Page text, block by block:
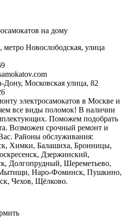
на дому
метро Новослободская, улица
Дону, Московская улица, 82
электросамокатов в Москве и
все виды поломок! В наличии
Поможем подобрать
Возможен срочный ремонт и
Районы обслуживания:
Химки, Балашиха, Бронницы,
Дзержинский,
Долгопрудный, Шереметьево,
Наро-Фоминск, Пушкино,
Чехов, Щёлково.